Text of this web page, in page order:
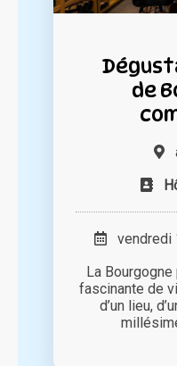
de
vendredi
La
fascinante de
d’un lieu,